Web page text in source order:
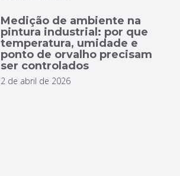
Medição de ambiente na
pintura industrial: por que
temperatura, umidade e
ponto de orvalho precisam
ser controlados
2 de abril de 2026